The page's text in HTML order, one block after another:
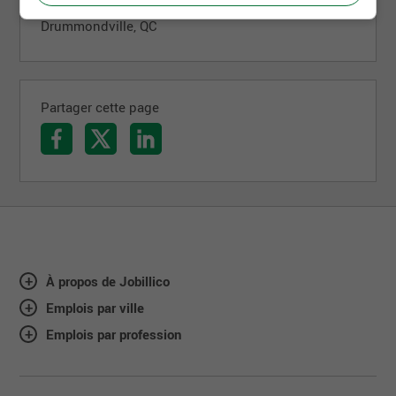
A. Girardin inc.
Drummondville, QC
Partager cette page
À propos de Jobillico
Emplois par ville
Emplois par profession